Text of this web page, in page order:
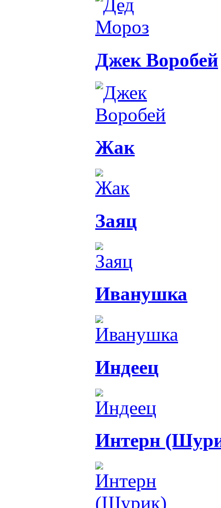
Джек Воробей
Жак
Заяц
Иванушка
Индеец
Интерн